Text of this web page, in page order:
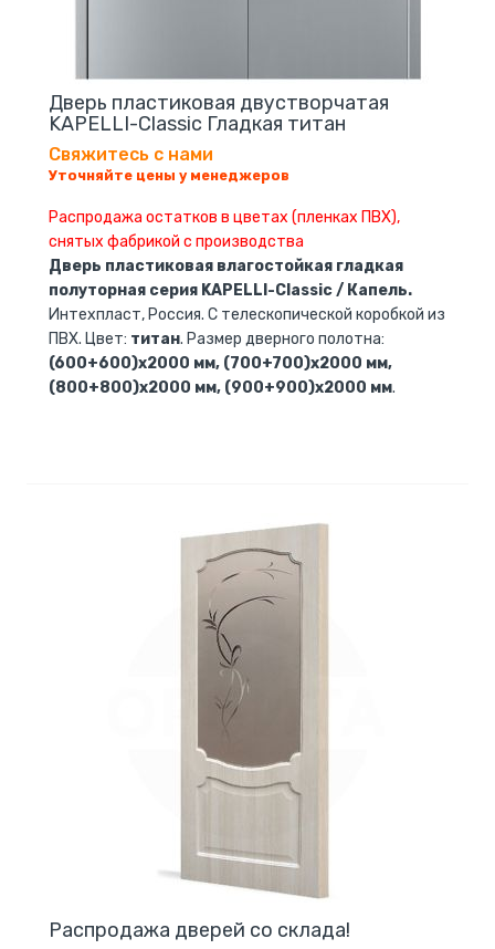
Дверь пластиковая двустворчатая
KAPELLI-Classic Гладкая титан
Свяжитесь с нами
Уточняйте цены у менеджеров
Распродажа остатков в цветах (пленках ПВХ),
снятых фабрикой с производства
Дверь пластиковая влагостойкая гладкая
полуторная серия KAPELLI-Classic / Капель.
Интехпласт, Россия. С телескопической коробкой из
ПВХ. Цвет: титан. Размер дверного полотна:
(600+600)х2000 мм, (700+700)х2000 мм,
(800+800)х2000 мм, (900+900)х2000 мм.
Распродажа дверей со склада!